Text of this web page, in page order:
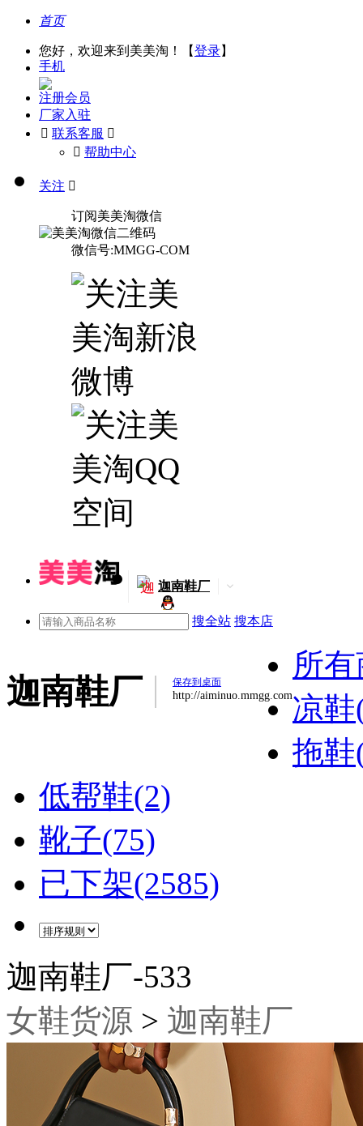
首页
您好，欢迎来到美美淘！【登录】
手机
注册会员
厂家入驻
 联系客服 
󰅃 帮助中心
关注 
订阅美美淘微信
微信号:MMGG-COM
迦 迦南鞋厂
搜全站 搜本店
迦南鞋厂 保存到桌面
http://aiminuo.mmgg.com
所
凉鞋
拖鞋
低帮鞋(2)
靴子(75)
已下架(2585)
迦南鞋厂-533
女鞋货源 > 迦南鞋厂